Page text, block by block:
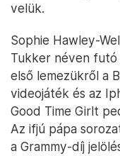
velük.
Sophie Hawley-
Tukker néven
első lemezükről a
videojáték és az
Good Time Girlt
Az ifjú pápa
a Grammy-díj